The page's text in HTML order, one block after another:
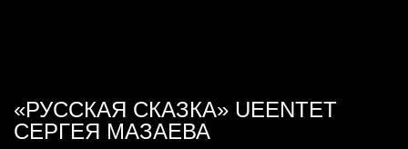
«РУССКАЯ СКАЗКА» UEENTET
СЕРГЕЯ МАЗАЕВА